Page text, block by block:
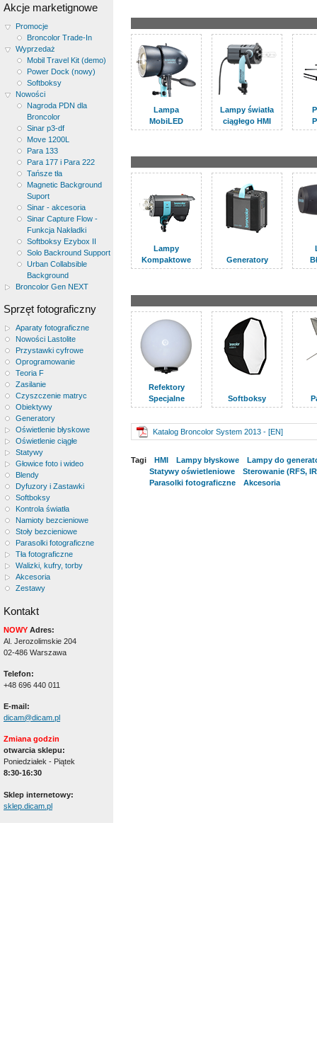
Akcje marketignowe
Promocje
Broncolor Trade-In
Wyprzedaż
Mobil Travel Kit (demo)
Power Dock (nowy)
Softboksy
Nowości
Nagroda PDN dla
Broncolor
Sinar p3-df
Move 1200L
Para 133
Para 177 i Para 222
Tańsze tła
Magnetic Background
Suport
Sinar - akcesoria
Sinar Capture Flow -
Funkcja Nakładki
Softboksy Ezybox II
Solo Backround Support
Urban Collabsible
Background
Broncolor Gen NEXT
Sprzęt fotograficzny
Aparaty fotograficzne
Nowości Lastolite
Przystawki cyfrowe
Oprogramowanie
Teoria F
Zasilanie
Czyszczenie matryc
Obiektywy
Generatory
Oświetlenie błyskowe
Oświetlenie ciągłe
Statywy
Głowice foto i wideo
Blendy
Dyfuzory i Zastawki
Softboksy
Kontrola światła
Namioty bezcieniowe
Stoły bezcieniowe
Parasolki fotograficzne
Tła fotograficzne
Walizki, kufry, torby
Akcesoria
Zestawy
Kontakt
NOWY Adres:
Al. Jerozolimskie 204
02-486 Warszawa
Telefon:
+48 696 440 011
E-mail:
dicam@dicam.pl
Zmiana godzin
otwarcia sklepu:
Poniedziałek - Piątek
8:30-16:30
Sklep internetowy:
sklep.dicam.pl
Lampa
MobiLED
Lampy światła
ciągłego HMI
Lampy
Kompaktowe
Generatory
Refektory
Specjalne
Softboksy
Katalog Broncolor System 2013 - [EN]
Tagi HMI Lampy błyskowe
Lampy do
Statywy oświetleniowe
Sterowanie (RFS,
Parasolki fotograficzne
Akcesoria